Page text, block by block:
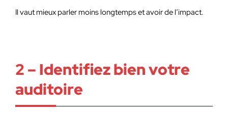
Il vaut mieux parler moins longtemps et avoir de l’impact.
2 – Identifiez bien votre
auditoire